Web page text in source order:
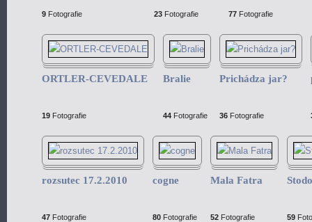
9 Fotografie 23 Fotografie 77 Fotografie
ORTLER-CEVEDALE
19 Fotografie
Bralie
44 Fotografie
Prichádza jar?
36 Fotografie
rozsutec 17.2.2010
47 Fotografie
cogne
80 Fotografie
Mala Fatra
52 Fotografie 59